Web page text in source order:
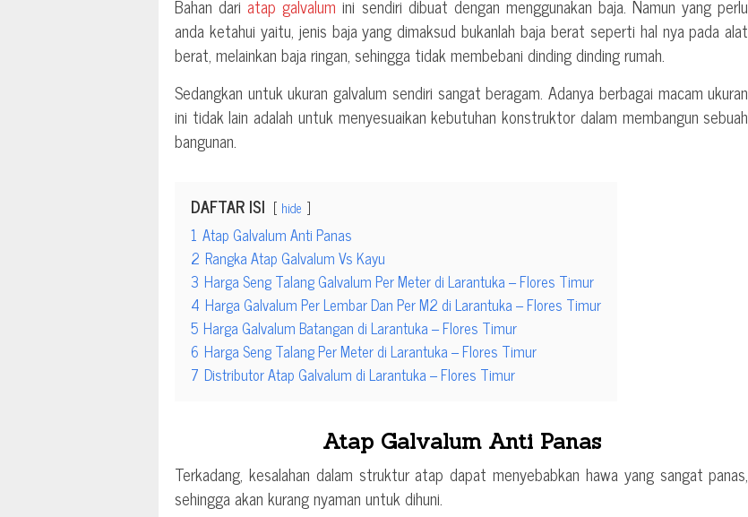
Bahan dariatap galvalum ini sendiri dibuat dengan menggunakan baja. Namun yang perlu
anda ketahui yaitu, jenis baja yang dimaksud bukanlah baja berat seperti hal nya pada alat
berat, melainkan baja ringan, sehingga tidak membebani dinding dinding rumah.
Sedangkan untuk ukuran galvalum sendiri sangat beragam. Adanya berbagai macam ukuran
ini tidak lain adalah untuk menyesuaikan kebutuhan konstruktor dalam membangun sebuah
bangunan.
DAFTAR ISI hide
1 Atap Galvalum Anti Panas
2 Rangka Atap Galvalum Vs Kayu
3 Harga Seng Talang Galvalum Per Meter di Larantuka – Flores Timur
4 Harga Galvalum Per Lembar Dan Per M2 di Larantuka – Flores Timur
5 Harga Galvalum Batangan di Larantuka – Flores Timur
6 Harga Seng Talang Per Meter di Larantuka – Flores Timur
7 Distributor Atap Galvalum di Larantuka – Flores Timur
Atap Galvalum Anti Panas
Terkadang, kesalahan dalam struktur atap dapat menyebabkan hawa yang sangat panas,
sehingga akan kurang nyaman untuk dihuni.